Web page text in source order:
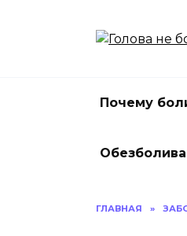
Почему
ГЛАВНАЯ »